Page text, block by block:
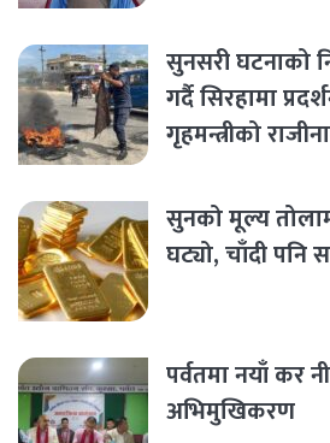
सुनसरी घटनाको
गर्दै सिरहामा
गृहमन्त्रीको
सुनको मूल्य
घट्यो, चाँदी पनि
पर्वतमा नयाँ कर
अभिमुखिकरण